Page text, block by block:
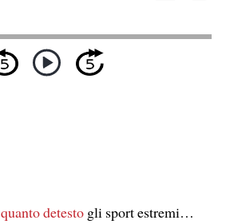
quanto detestogli sport estremi…